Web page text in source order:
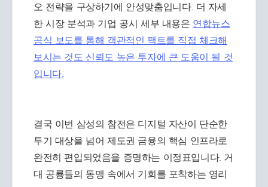
오 전략을 구상하기에 안성맞춤입니다. 더 자세
한 시장 분석과 기업 공시 세부 내용은 연합뉴스
공식 보도를 통해 객관적인 팩트를 직접 체크해
보시는 것도 신뢰도 높은 투자에 큰 도움이 될 것
입니다.
결국 이번 삼성의 참전은 디지털 자산이 단순한
투기 대상을 넘어 제도권 금융의 핵심 인프라로
완전히 편입되었음을 증명하는 이정표입니다. 거
대 공룡들의 동맹 속에서 기회를 포착하는 영리